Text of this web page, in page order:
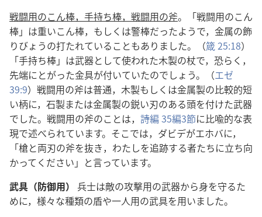
戦闘用のこん棒，手持ち棒，戦闘用の斧。「戦闘用のこん
棒」は重いこん棒，もしくは警棒だったようで，金属の飾
りびょうの打たれていることもありました。（箴 25:18）
「手持ち棒」は武器として使われた木製の杖で，恐らく，
先端にとがった金具が付いていたのでしょう。（エゼ
39:9）戦闘用の斧は普通，木製もしくは金属製の比較的短
い柄に，石製または金属製の鋭い刃のある頭を付けた武器
でした。戦闘用の斧のことは， 詩編 35編3節に比喩的な表
現で述べられています。そこでは，ダビデがエホバに，
「槍と両刃の斧を抜き，わたしを追跡する者たちに立ち向
かってください」と言っています。
武具（防御用） 兵士は敵の攻撃用の武器から身を守るた
めに，様々な種類の盾や一人用の武具を用いました。